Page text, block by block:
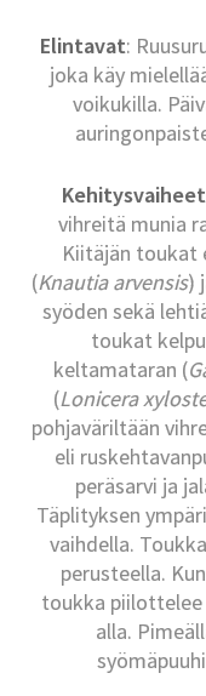
Elintavat:
joka käy
voikukilla.
Kehitysvaiheet
vihreitä munia
Kiitäjän toukat
(Knautia arvensis)
syöden sekä
toukat
keltamataran (
(Lonicera
pohjaväriltään
eli
peräsarvi ja
Täplityksen
vaihdella.
perusteella.
toukka
alla.